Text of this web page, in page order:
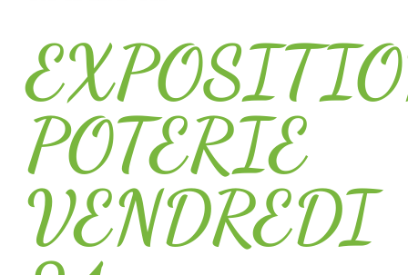
POTERIE
VENDREDI